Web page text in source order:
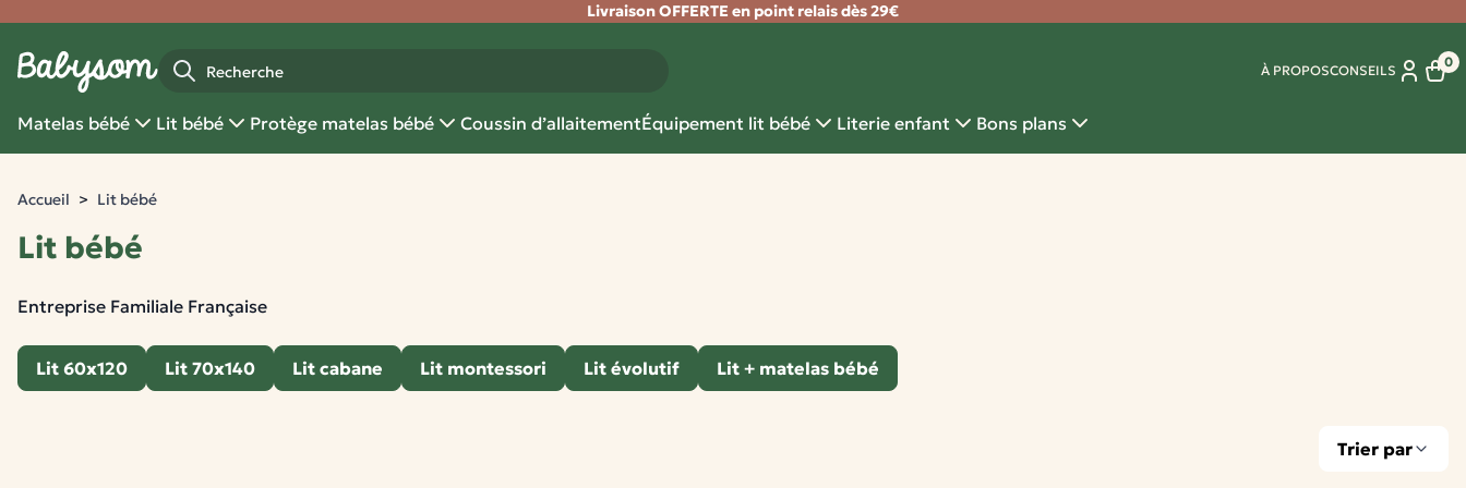
Livraison OFFERTE en point relais dès 29€
À PROPOSCONSEILS
0
Matelas bébé Lit bébé Protège matelas bébé Coussin d’allaitementÉquipement lit bébé Literie enfant Bons plans
Accueil Lit bébé
Lit bébé
Entreprise Familiale Française
Lit 60x120 Lit 70x140 Lit cabane Lit montessori Lit évolutif Lit + matelas bébé
Trier par